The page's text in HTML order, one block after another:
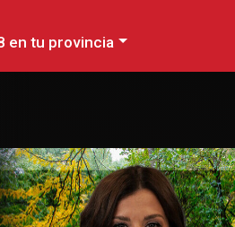
en tu provincia